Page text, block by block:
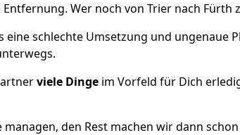
Wer noch von Trier nach
schlechte Umsetzung und ungenaue
viele Dinge im Vorfeld für Dich
den Rest machen wir dann